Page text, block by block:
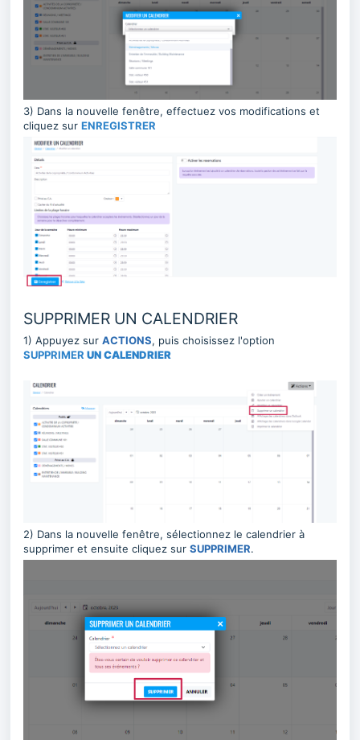
3) Dans la nouvelle fenêtre, effectuez vos modifications et
cliquez sur ENREGISTRER
SUPPRIMER UN CALENDRIER
1) Appuyez sur ACTIONS, puis choisissez l'option
SUPPRIMER UN CALENDRIER
2) Dans la nouvelle fenêtre, sélectionnez le calendrier à
supprimer et ensuite cliquez sur SUPPRIMER.